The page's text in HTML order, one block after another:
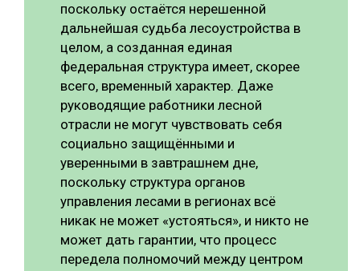
поскольку остаётся нерешенной
дальнейшая судьба лесоустройства в
целом, а созданная единая
федеральная структура имеет, скорее
всего, временный характер. Даже
руководящие работники лесной
отрасли не могут чувствовать себя
социально защищёнными и
уверенными в завтрашнем дне,
поскольку структура органов
управления лесами в регионах всё
никак не может «устояться», и никто не
может дать гарантии, что процесс
передела полномочий между центром